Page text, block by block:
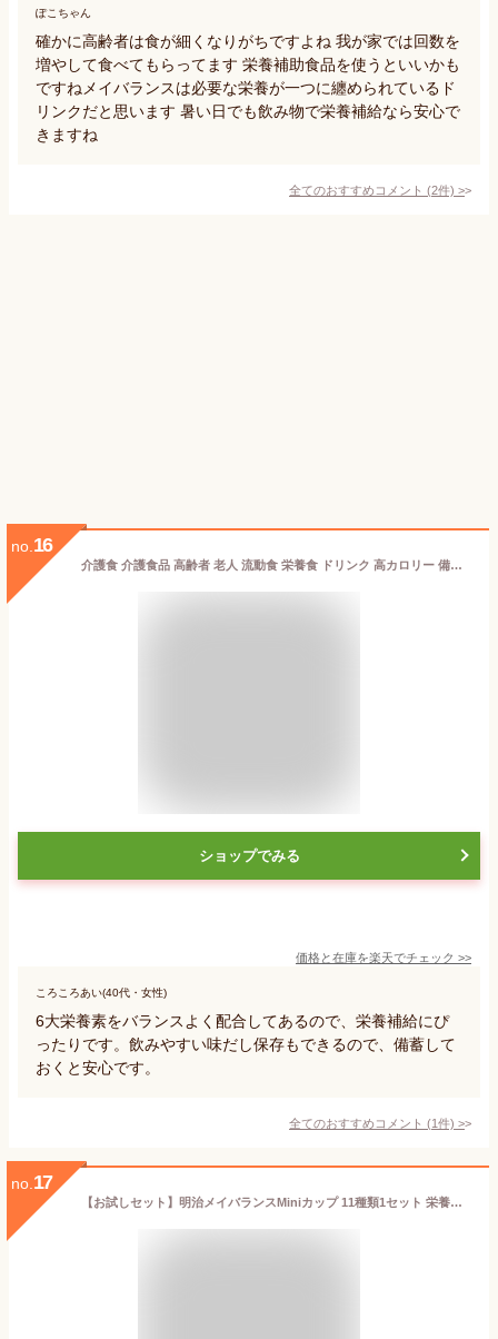
ぽこちゃん
確かに高齢者は食が細くなりがちですよね 我が家では回数を
増やして食べてもらってます 栄養補助食品を使うといいかも
ですねメイバランスは必要な栄養が一つに纏められているド
リンクだと思います 暑い日でも飲み物で栄養補給なら安心で
きますね
全てのおすすめコメント (2件) >
no. 16
介護食 介護食品 高齢者 老人 流動食 栄養食 ドリンク 高カロリー 備蓄 明治 メイバランスArg Miniカップ ミックスベリー味 / 125mL r-hrtcr [軽減税率]
ショップでみる
価格と在庫を楽天でチェック >>
ころころあい(40代・女性)
6大栄養素をバランスよく配合してあるので、栄養補給にぴ
ったりです。飲みやすい味だし保存もできるので、備蓄して
おくと安心です。
全てのおすすめコメント (1件) >
no. 17
【お試しセット】明治メイバランスMiniカップ 11種類1セット 栄養調整食品 介護 経口流動食 飲み物 高カロリー食 水分補給 低栄養予防 食欲不振 栄養ドリンク カロリー摂取 老人 高齢者 介護用品 ［軽減税率対象商品］